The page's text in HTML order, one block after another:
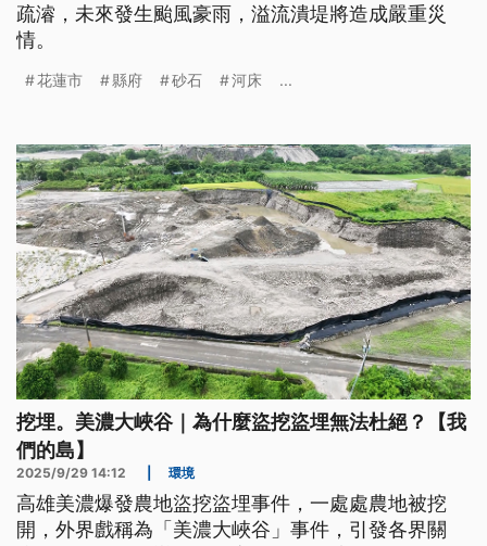
疏濬，未來發生颱風豪雨，溢流潰堤將造成嚴重災
情。
花蓮市 縣府 砂石 河床 ...
挖埋。美濃大峽谷｜為什麼盜挖盜埋無法杜絕？【我
們的島】
2025/9/29 14:12 環境
高雄美濃爆發農地盜挖盜埋事件，一處處農地被挖
開，外界戲稱為「美濃大峽谷」事件，引發各界關